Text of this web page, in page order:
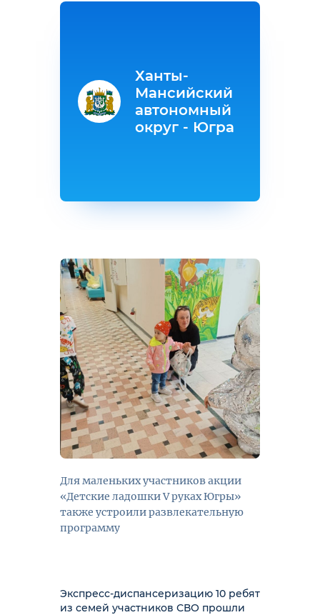
Для маленьких участников акции
«Детские ладошки V руках Югры»
также устроили развлекательную
программу
Экспресс-диспансеризацию 10 ребят
из семей участников СВО прошли
Ханты-
Мансийский
автономный
округ - Югра